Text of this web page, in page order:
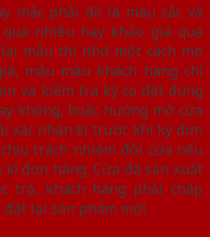
mắc phải đó là màu sắc và
nhiều hay khảo giá quá
mẫu thì nhớ một cách mơ
mẫu màu khách hàng chỉ
và kiểm tra kỹ có đặt đúng
không, hoặc hướng mở cửa
xác nhận kĩ trước khi ký đơn
trách nhiệm đổi cửa nếu
đơn hàng. Cửa đã sản xuất
trả, khách hàng phải chấp
lại sản phẩm mới.